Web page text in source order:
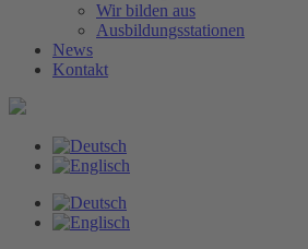
Wir bilden aus
Ausbildungsstationen
News
Kontakt